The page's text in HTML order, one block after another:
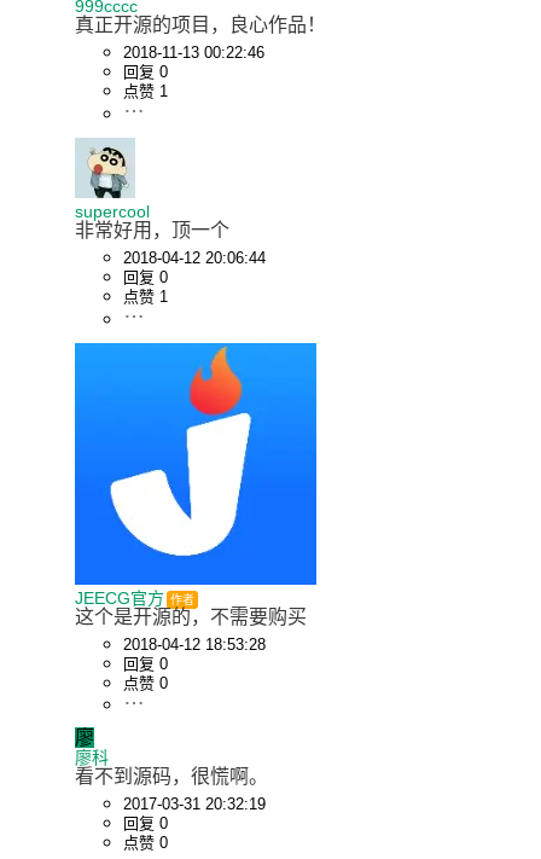
999cccc
真正开源的项目，良心作品！
2018-11-13 00:22:46
回复 0
点赞 1
supercool
非常好用，顶一个
2018-04-12 20:06:44
回复 0
点赞 1
JEECG官方 作者
这个是开源的，不需要购买
2018-04-12 18:53:28
回复 0
点赞 0
廖
廖科
看不到源码，很慌啊。
2017-03-31 20:32:19
回复 0
点赞 0